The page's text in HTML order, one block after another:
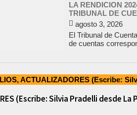
LA RENDICION
TRIBUNAL DE
agosto 3, 2026
El Tribunal de
de cuentas
(Escribe: Silvia Pradelli desde